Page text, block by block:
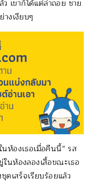
เขาก็ได้แต่ล่าถอย ชาย
งเงียบๆ
นห้องเธอเมื่อคืนนี้” รส
นห้องลองเสื้อขณะเธอ
เสร็จเรียบร้อยแล้ว